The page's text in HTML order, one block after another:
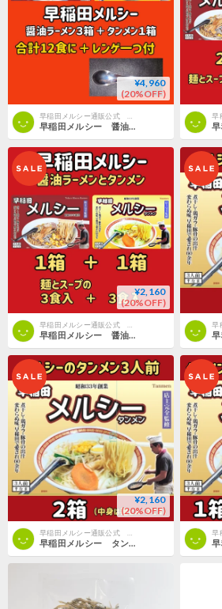
¥4,960
(20%OFF)
早稲田メルシー通販公式 GENSHO
早稲田メルシー 醤油ラーメン3箱とタンメン1箱、レンゲ1つ
¥2,160
(20%OFF)
¥2,160
(20%OFF)
早稲田メルシー タンメン（3食入）２箱